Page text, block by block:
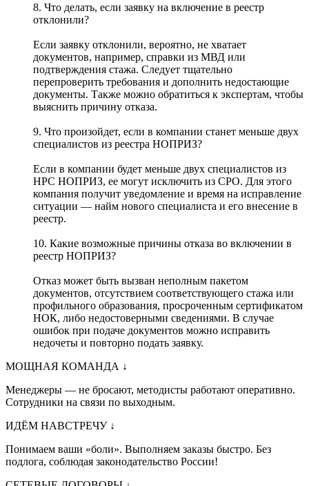
8. Что делать, если заявку на включение в реестр
отклонили?
Если заявку отклонили, вероятно, не хватает
документов, например, справки из МВД или
подтверждения стажа. Следует тщательно
перепроверить требования и дополнить недостающие
документы. Также можно обратиться к экспертам, чтобы
выяснить причину отказа.
9. Что произойдет, если в компании станет меньше двух
специалистов из реестра НОПРИЗ?
Если в компании будет меньше двух специалистов из
НРС НОПРИЗ, ее могут исключить из СРО. Для этого
компания получит уведомление и время на исправление
ситуации — найм нового специалиста и его внесение в
реестр.
10. Какие возможные причины отказа во включении в
реестр НОПРИЗ?
Отказ может быть вызван неполным пакетом
документов, отсутствием соответствующего стажа или
профильного образования, просроченным сертификатом
НОК, либо недостоверными сведениями. В случае
ошибок при подаче документов можно исправить
недочеты и повторно подать заявку.
МОЩНАЯ КОМАНДА ↓
Менеджеры — не бросают, методисты работают оперативно.
Сотрудники на связи по выходным.
ИДЁМ НАВСТРЕЧУ ↓
Понимаем ваши «боли». Выполняем заказы быстро. Без
подлога, соблюдая законодательство России!